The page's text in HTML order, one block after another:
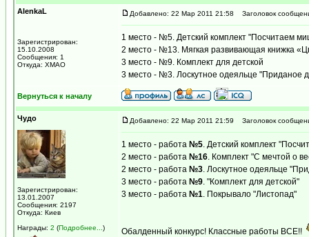
AlenkaL
Зарегистрирован:
15.10.2008
Сообщения: 1
Откуда: ХМАО
Добавлено: 22 Мар 2011 21:58 Заголовок
1 место - №5. Детский комплект "Посчитаем
2 место - №13. Мягкая развивающая книжка
3 место - №9. Комплект для детской
3 место - №3. Лоскутное одеяльце "Приданое
Вернуться к началу
Чудо
Зарегистрирован:
13.01.2007
Сообщения: 2197
Откуда: Киев
Награды: 2 (Подробнее... )
Добавлено: 22 Мар 2011 21:59 Заголовок
1 место - работа №5. Детский комплект
2 место - работа №16. Комплект "С мечтой о
2 место - работа №3. Лоскутное одеяльце
3 место - работа №9. "Комплект для детской"
3 место - работа №1. Покрывало "Листопад"
Обалденный конкурс! Классные работы ВСЕ!!